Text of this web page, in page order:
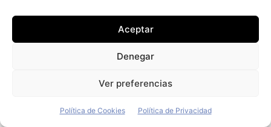
Aceptar
Denegar
Ver preferencias
Política de Cookies Política de Privacidad
PREGUNTA— La presión de los resultados en
una compañía siempre existe, pero es cierto que
el caso de Goldcar?